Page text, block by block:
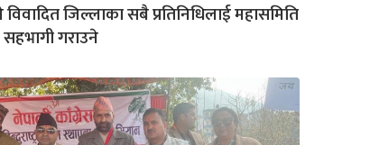
जिल्लाका सबै प्रतिनिधिलाई महासमिति
गराउने